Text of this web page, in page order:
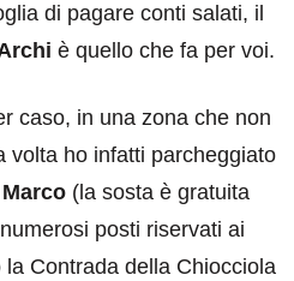
di pagare conti salati, il
è quello che fa per voi.
caso, in una zona che non
volta ho infatti parcheggiato
(la sosta è gratuita
posti riservati ai
Contrada della Chiocciola